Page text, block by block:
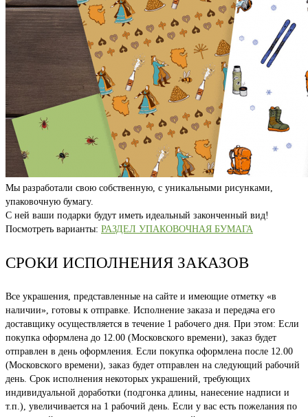
Мы разработали свою собственную, с уникальными рисунками,
упаковочную бумагу.
С ней ваши подарки будут иметь идеальный законченный вид!
Посмотреть варианты: РАЗДЕЛ УПАКОВОЧНАЯ БУМАГА
СРОКИ ИСПОЛНЕНИЯ ЗАКАЗОВ
Все украшения, представленные на сайте и имеющие отметку «в
наличии», готовы к отправке. Исполнение заказа и передача его
доставщику осуществляется в течение 1 рабочего дня. При этом: Если
покупка оформлена до 12.00 (Московского времени), заказ будет
отправлен в день оформления. Если покупка оформлена после 12.00
(Московского времени), заказ будет отправлен на следующий рабочий
день. Срок исполнения некоторых украшений, требующих
индивидуальной доработки (подгонка длины, нанесение надписи и
т.п.), увеличивается на 1 рабочий день. Если у вас есть пожелания по